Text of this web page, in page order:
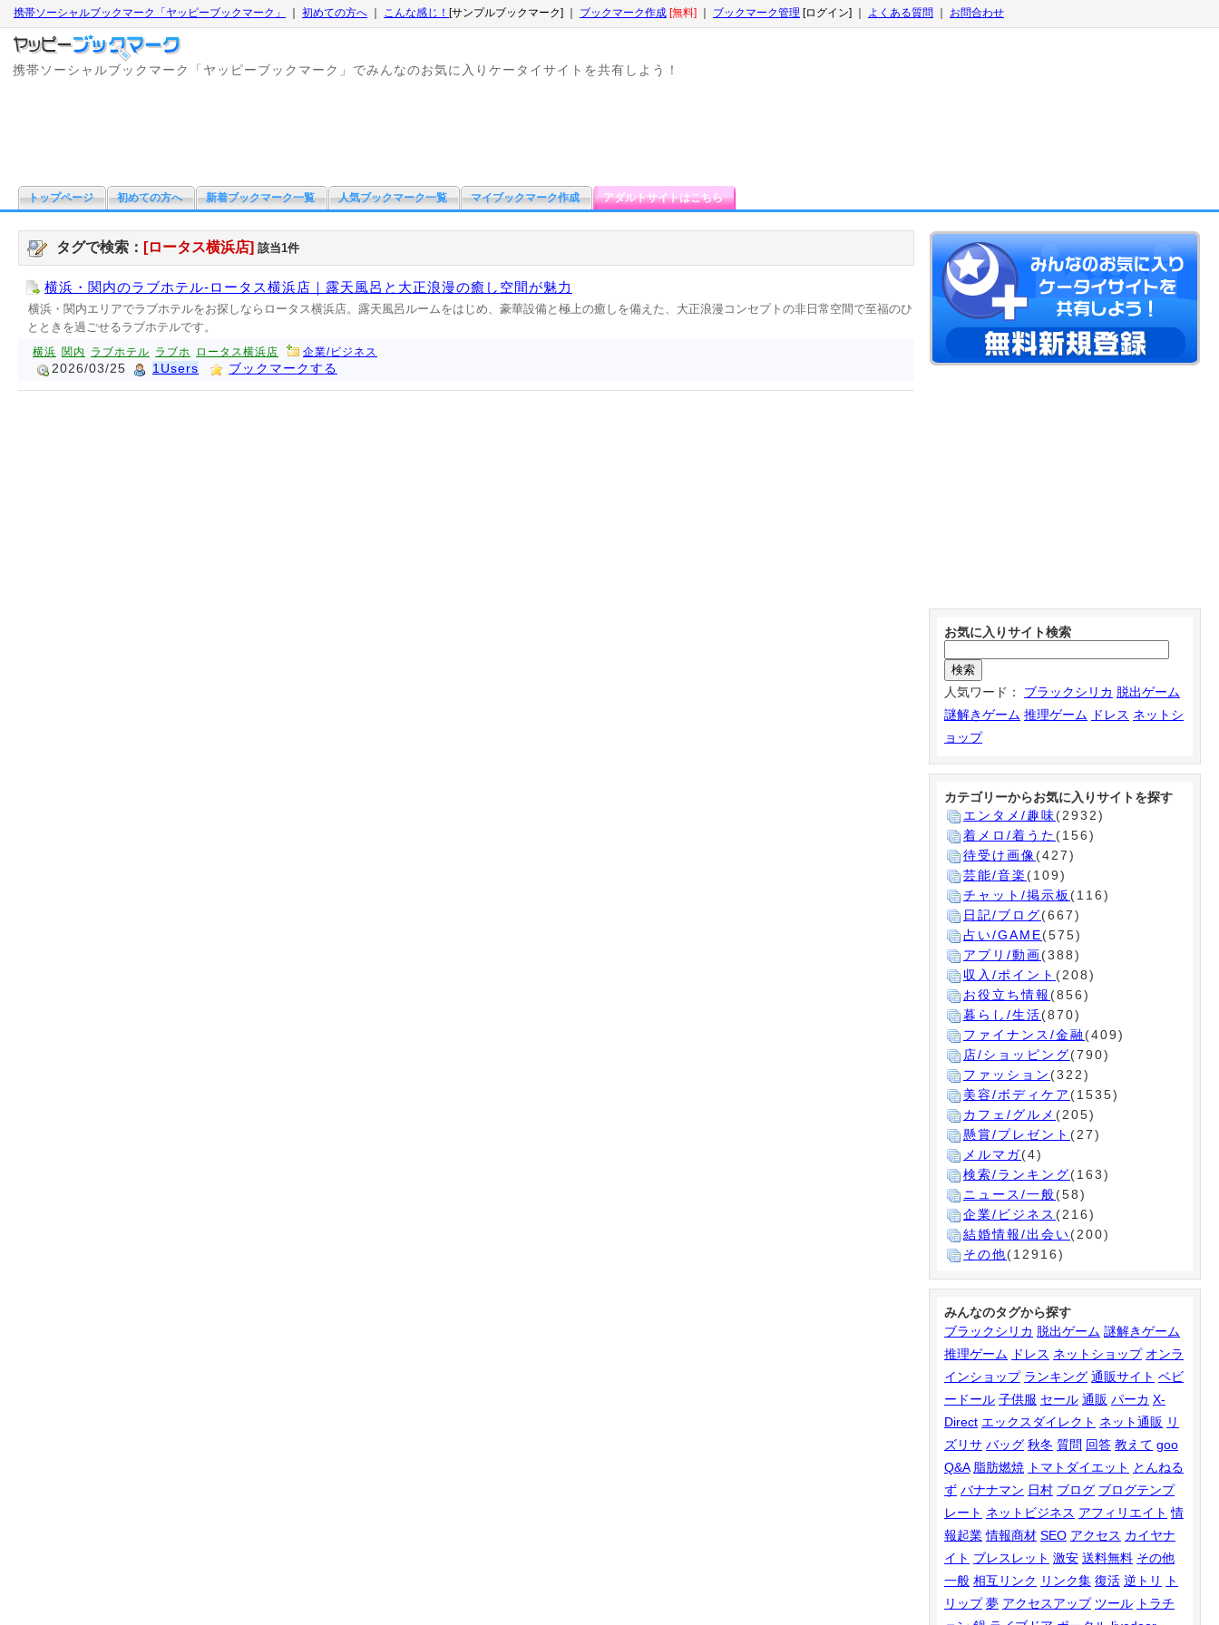
携帯ソーシャルブックマーク「ヤッピーブックマーク」 初めての方へ こんな感じ！ [サンプルブックマーク] ｜ ブックマーク作成 [無料] ブックマーク管理 [ログイン] ｜ よくある質問 お問合わせ
携帯ソーシャルブックマーク「ヤッピーブックマーク」でみんなのお気に入りケータイサイトを共有しよう！
トップページ 初めての方へ 新着ブックマーク一覧 人気ブックマーク一覧 マイブックマーク作成 アダルトサイトはこちら
タグで検索： [ロータス横浜店] 該当1件
横浜・関内のラブホテル-ロータス横浜店｜露天風呂と大正浪漫の癒し空間が魅力
横浜・関内エリアでラブホテルをお探しならロータス横浜店。露天風呂ルームをはじめ、豪華設備と極上の癒しを備えた、大正浪漫コンセプトの非日常空間で至福のひ
とときを過ごせるラブホテルです。
横浜 関内 ラブホテル ラブホ ロータス横浜店 企業/ビジネス
2026/03/25 1Users ブックマークする
お気に入りサイト検索
人気ワード： ブラックシリカ 脱出ゲーム
謎解きゲーム 推理ゲーム ドレス ネットシ
ョップ
カテゴリーからお気に入りサイトを探す
エンタメ/趣味(2932)
着メロ/着うた (156)
待受け画像(427)
芸能/音楽 (109)
チャット/掲示板 (116)
日記/ブログ(667)
占い/GAME(575)
アプリ/動画(388)
収入/ポイント (208)
お役立ち情報 (856)
暮らし/生活(870)
ファイナンス/金融 (409)
店/ショッピング(790)
ファッション (322)
美容/ボディケア (1535)
カフェ/グルメ (205)
懸賞/プレゼント (27)
メルマガ(4)
検索/ランキング(163)
ニュース/一般(58)
企業/ビジネス (216)
結婚情報/出会い(200)
その他(12916)
みんなのタグから探す
ブラックシリカ 脱出ゲーム 謎解きゲーム
推理ゲーム
ドレス ネットショップ オンラ
インショップ ランキング 通販サイト ベビ
ードール 子供服 セール 通販 パーカ X-
Direct エックスダイレクト ネット通販 リ
ズリサ バッグ 秋冬 質問 回答 教えて goo
Q&A 脂肪燃焼 トマトダイエット とんねる
ず バナナマン 日村 ブログ ブログテンプ
レート ネットビジネス アフィリエイト 情
報起業 情報商材 SEO アクセス カイヤナ
イト ブレスレット 激安 送料無料 その他
一般 相互リンク リンク集 復活 逆トリ
ト
リップ 夢 アクセスアップ ツール トラチ